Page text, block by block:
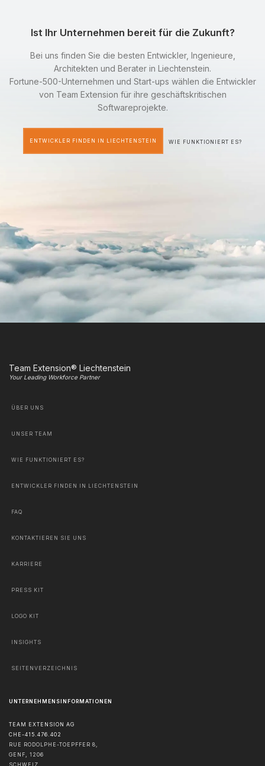
Ist Ihr Unternehmen bereit für die Zukunft?
Bei uns finden Sie die besten Entwickler, Ingenieure,
Architekten und Berater in Liechtenstein.
Fortune-500-Unternehmen und Start-ups wählen die Entwickler
von Team Extension für ihre geschäftskritischen
Softwareprojekte.
ENTWICKLER FINDEN IN LIECHTENSTEIN WIE FUNKTIONIERT ES?
Team Extension® Liechtenstein
Your Leading Workforce Partner
ÜBER UNS
UNSER TEAM
WIE FUNKTIONIERT ES?
ENTWICKLER FINDEN IN LIECHTENSTEIN
FAQ
KONTAKTIEREN SIE UNS
KARRIERE
PRESS KIT
LOGO KIT
INSIGHTS
SEITENVERZEICHNIS
UNTERNEHMENSINFORMATIONEN
TEAM EXTENSION AG
CHE-415.476.402
RUE RODOLPHE-TOEPFFER 8,
GENF, 1206